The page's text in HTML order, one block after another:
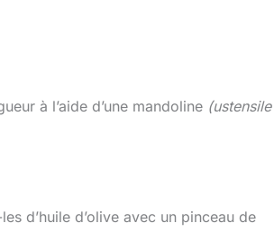
à l’aide d’une mandoline
d’huile d’olive avec un pinceau de